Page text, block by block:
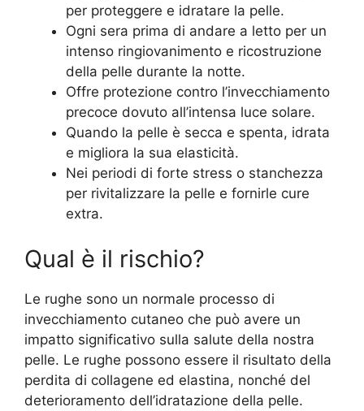
per proteggere e idratare la pelle.
Ogni sera prima di andare a letto per un
intenso ringiovanimento e ricostruzione
della pelle durante la notte.
Offre protezione contro l’invecchiamento
precoce dovuto all’intensa luce solare.
Quando la pelle è secca e spenta, idrata
e migliora la sua elasticità.
Nei periodi di forte stress o stanchezza
per rivitalizzare la pelle e fornirle cure
extra.
Qual è il rischio?
Le rughe sono un normale processo di
invecchiamento cutaneo che può avere un
impatto significativo sulla salute della nostra
pelle. Le rughe possono essere il risultato della
perdita di collagene ed elastina, nonché del
deterioramento dell’idratazione della pelle.